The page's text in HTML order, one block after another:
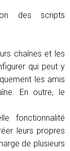
des scripts
chaînes et les
qui peut y
les amis
En outre, le
fonctionnalité
leurs propres
de plusieurs